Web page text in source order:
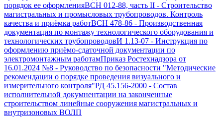
порядок ее оформленияВСН 012-88, часть II - Строительство
магистральных и промысловых трубопроводов. Контроль
качества и приёмка работВСН 478-86 - Производственная
документация по монтажу технологического оборудования и
технологических трубопроводовИ 1.13-07 - Инструкция по
оформлению приёмо-сдаточной документации по
электромонтажным работамПриказ Ростехнадзора от
16.01.2024 №8 - Руководство по безопасности "Методические
рекомендации о порядке проведения визуального и
измерительного контроля"РД 45.156-2000 - Состав
исполнительной докумнентации на законченные
строительством линейные сооружения магистральных и
внутризоновых ВОЛП